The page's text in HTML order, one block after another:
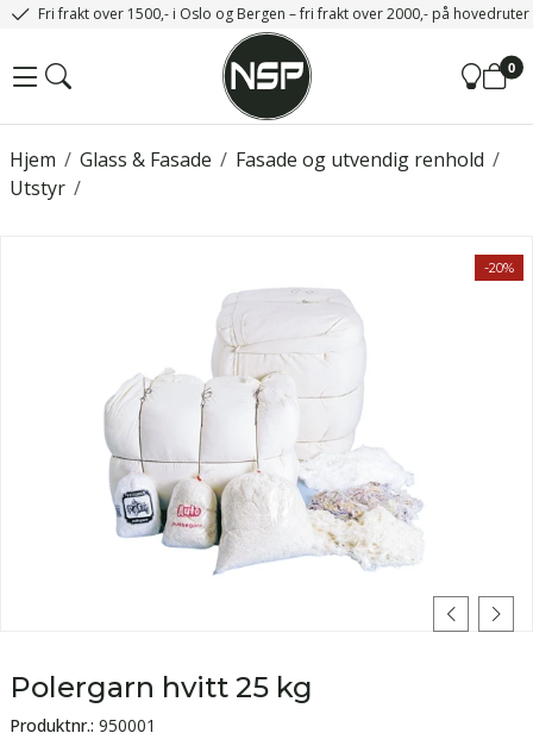
Fri frakt over 1500,- i Oslo og Bergen – fri frakt over 2000,- på
0
/
Hjem /
Glass & Fasade /
Fasade og utvendig renhold
/
Utstyr
-20%
Polergarn hvitt 25 kg
Produktnr.: 950001